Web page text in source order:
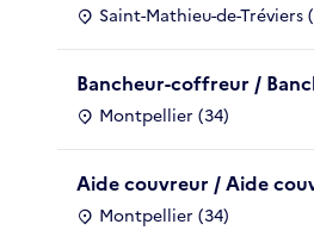
Saint-Mathieu-de-Tréviers
Bancheur-coffreur /
Montpellier (34)
Aide couvreur / Aide
Montpellier (34)